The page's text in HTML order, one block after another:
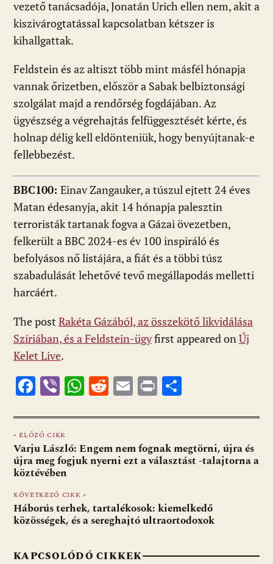
vezető tanácsadója, Jonatán Urich ellen nem, akit a
kiszivárogtatással kapcsolatban kétszer is
kihallgattak.
Feldstein és az altiszt több mint másfél hónapja
vannak őrizetben, először a Sabak belbiztonsági
szolgálat majd a rendőrség fogdájában. Az
ügyészség a végrehajtás felfüggesztését kérte, és
holnap délig kell eldönteniük, hogy benyújtanak-e
fellebbezést.
BBC100: Einav Zangauker, a túszul ejtett 24 éves
Matan édesanyja, akit 14 hónapja palesztin
terroristák tartanak fogva a Gázai övezetben,
felkerült a BBC 2024-es év 100 inspiráló és
befolyásos nő listájára, a fiát és a többi túsz
szabadulását lehetővé tevő megállapodás melletti
harcáért.
The post Rakéta Gázából, az összekötő likvidálása
Szíriában, és a Feldstein-ügyfirst appeared on Új
Kelet Live.
F
e
b
o
o
k
Vi
er
W
at
s
A
p
R
d
di
t
E
ai
l
Pr
t za
m
e
« ELŐZŐ CIKK
Varju László: Engem nem fognak megtörni, újra és
újra meg fogjuk nyerni ezt a választást -talajtorna a
köztévében
KÖVETKEZŐ CIKK »
Háborús terhek, tartalékosok: kiemelkedő
közösségek, és a sereghajtó ultraortodoxok
KAPCSOLÓDÓ CIKKEK